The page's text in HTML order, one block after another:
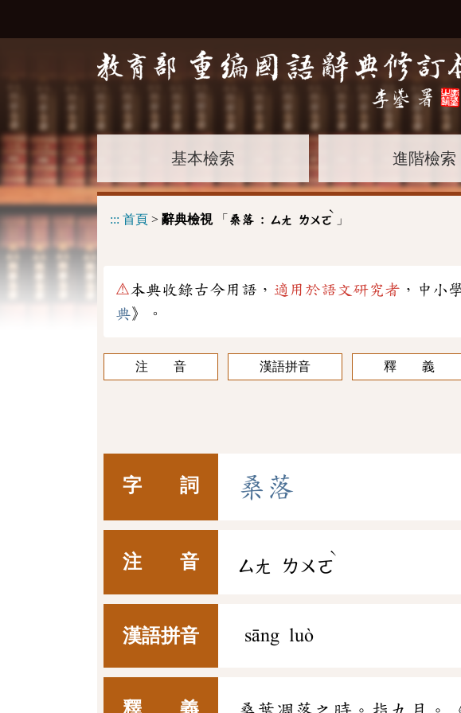
基本檢索 進階檢索
::: 首頁 > 辭典檢視「 桑落 : ㄙㄤ ㄌㄨㄛ
ˋ
」
⚠本典收錄古今用語， 適用於語文研究者 ，中小
典》。
注 音 漢語拼音 釋 義
字 詞 桑 落
注 音 ㄙㄤ ㄌㄨㄛ
ˋ
漢語拼音 sāng luò